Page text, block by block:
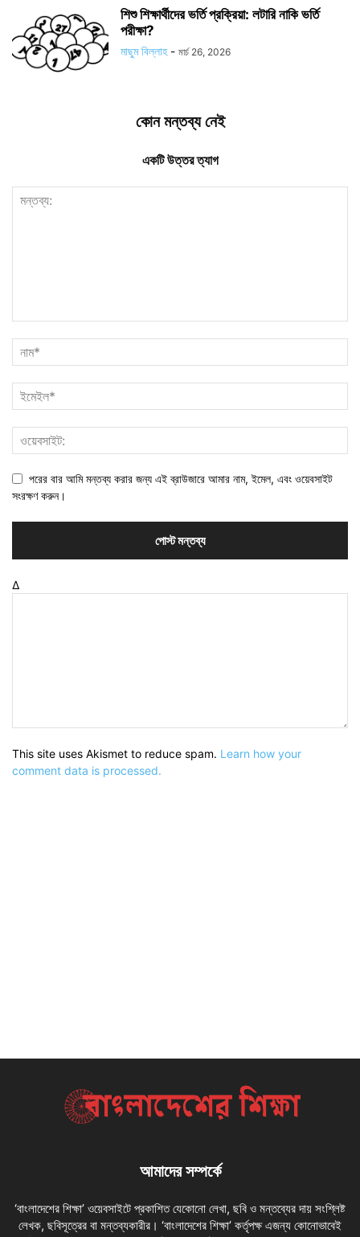
শিশু শিক্ষার্থীদের ভর্তি প্রক্রিয়া: লটারি নাকি ভর্তি
পরীক্ষা?
মাছুম বিল্লাহ - মার্চ 26, 2026
কোন মন্তব্য নেই
একটি উত্তর ত্যাগ
পরের বার আমি মন্তব্য করার জন্য এই ব্রাউজারে আমার নাম, ইমেল, এবং ওয়েবসাইট
সংরক্ষণ করুন।
Δ
This site uses Akismet to reduce spam. Learn how your
comment data is processed.
আমাদের সম্পর্কে
‘বাংলাদেশের শিক্ষা’ ওয়েবসাইটে প্রকাশিত যেকোনো লেখা, ছবি ও মন্তব্যের দায় সংশ্লিষ্ট
লেখক, ছবিসূত্রের বা মন্তব্যকারীর। ‘বাংলাদেশের শিক্ষা’ কর্তৃপক্ষ এজন্য কোনোভাবেই